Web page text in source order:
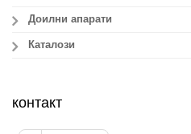
Доилни апарати
Каталози
контакт